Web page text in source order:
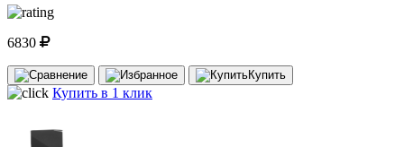
6830
Купить
Купить в 1 клик